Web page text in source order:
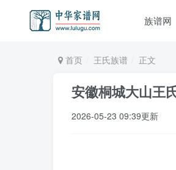
族谱网
首页 王氏族谱 正文
安徽桐城大山王
2026-05-23 09:39更新